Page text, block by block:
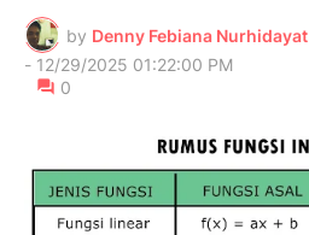
by Denny Febiana Nurhidayat
- 12/29/2025 01:22:00 PM
0